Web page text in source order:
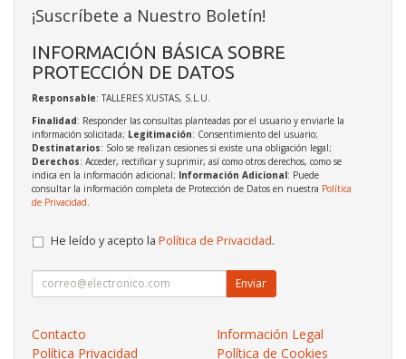
¡Suscríbete a Nuestro Boletín!
INFORMACIÓN BÁSICA SOBRE
PROTECCIÓN DE DATOS
Responsable: TALLERES XUSTAS, S.L.U.
Finalidad: Responder las consultas planteadas por el usuario y enviarle la
información solicitada; Legitimación: Consentimiento del usuario;
Destinatarios: Solo se realizan cesiones si existe una obligación legal;
Derechos: Acceder, rectificar y suprimir, así como otros derechos, como se
indica en la información adicional; Información Adicional: Puede
consultar la información completa de Protección de Datos en nuestra Política
de Privacidad
He leído y acepto la Política de Privacidad.
Enviar
Contacto
Información Legal
Política Privacidad
Política de Cookies